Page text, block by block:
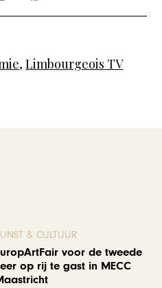
,Limbourgeois TV
& CULTUUR
voor de tweede
op rij te gast in MECC